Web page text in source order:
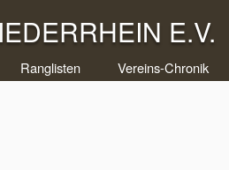
E.V.
Ranglisten Vereins-Chronik